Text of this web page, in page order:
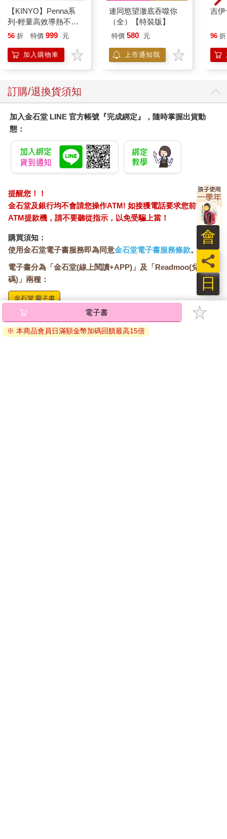
【KINYO】Penna系
列-輕量高效導熱不沾
平煎鍋30cm
56 折 特價 999 元
加入購物車
連同慾望澈底吞噬你
（全）【特裝版】
特價 580 元
上市通知我
吉
96 折
訂購/退換貨須知
加入金石堂 LINE 官方帳號『完成綁定』，隨時掌握出貨動
態：
提醒您！！
金石堂及銀行均不會請您操作ATM! 如接獲電話要求您前往
ATM提款機，請不要聽從指示，以免受騙上當！
購買須知：
使用金石堂電子書服務即為同意金石堂電子書服務條款。
電子書分為「金石堂(線上閱讀+APP)」及「Readmoo(兌換
碼)」兩種：
將儲存於會員中心→電子書服務「我的e書櫃」，點選線上
閱讀直接開啟閱讀。
線上閱讀：
電子書
※ 本商品會員日滿額金幣加碼回饋最高15倍
日
員
會